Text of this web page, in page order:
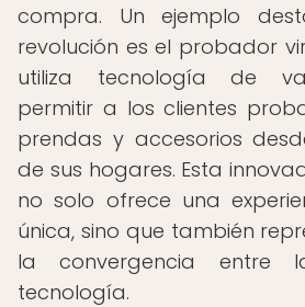
compra. Un ejemplo
revolución es el probador
utiliza tecnología de
permitir a los clientes
prendas y accesorios
de sus hogares. Esta
no solo ofrece una
única, sino que también
la convergencia
tecnología.